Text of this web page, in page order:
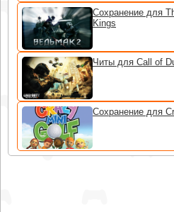
Сохранение для
Kings
Читы для Call of
Сохранение для